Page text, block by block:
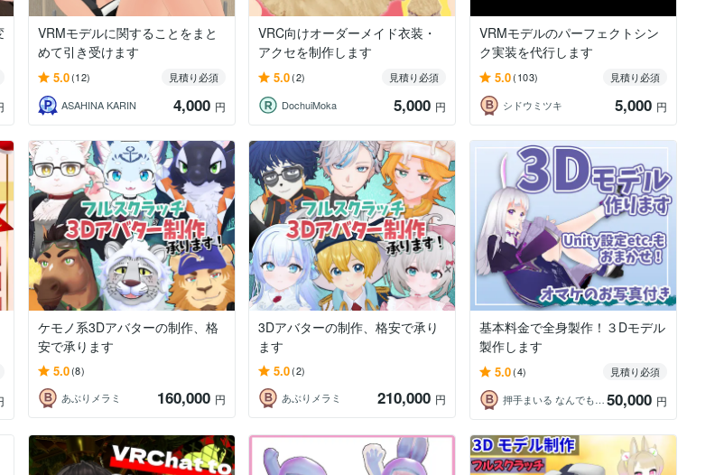
VRMモデルに関することをまと
めて引き受けます
5.0(12)
見積り必須
ASAHINA KARIN
4,000 円
VRC向けオーダーメイド衣装・
アクセを制作します
5.0(2)
見積り必須
DochuiMoka
5,000 円
VRMモデルのパーフェクトシン
ク実装を代行します
5.0(103)
見積り必須
シドウミツキ
5,000 円
ケモノ系3Dアバターの制作、格
安で承ります
5.0(8)
あぶりメラミ
160,000 円
3Dアバターの制作、格安で承り
ます
5.0(2)
あぶりメラミ
210,000 円
基本料金で全身製作！３Dモデル
製作します
5.0(4)
見積り必須
押手まいる なんでも技術屋Vtuber 50,000 円